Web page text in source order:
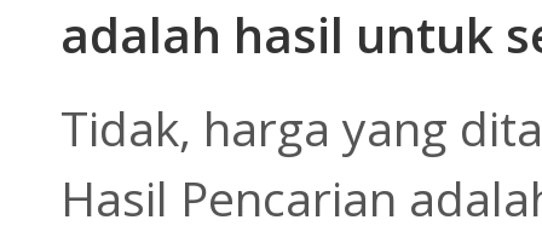
adalah hasil untuk
Tidak, harga yang
Hasil Pencarian